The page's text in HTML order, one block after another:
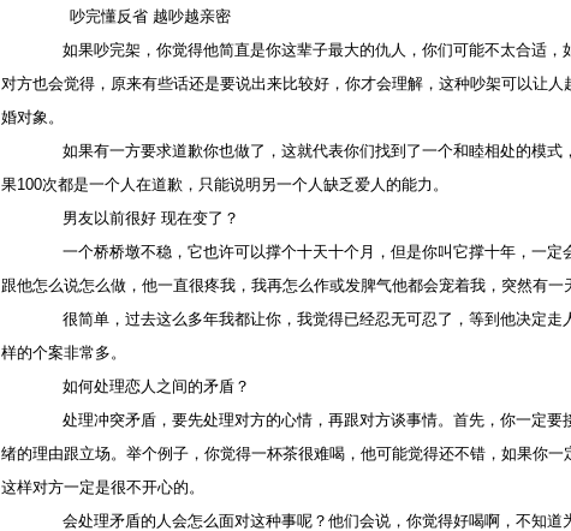
吵完懂反省 越吵越亲密
如果吵完架，你觉得他简直是你这辈子最大的仇人，你们可能不太合适，
对方也会觉得，原来有些话还是要说出来比较好，你才会理解，这种吵架可以让
婚对象。
如果有一方要求道歉你也做了，这就代表你们找到了一个和睦相处的模式
果100次都是一个人在道歉，只能说明另一个人缺乏爱人的能力。
男友以前很好 现在变了？
一个桥桥墩不稳，它也许可以撑个十天十个月，但是你叫它撑十年，一定
跟他怎么说怎么做，他一直很疼我，我再怎么作或发脾气他都会宠着我，突然有一
很简单，过去这么多年我都让你，我觉得已经忍无可忍了，等到他决定走
样的个案非常多。
如何处理恋人之间的矛盾？
处理冲突矛盾，要先处理对方的心情，再跟对方谈事情。首先，你一定要
绪的理由跟立场。举个例子，你觉得一杯茶很难喝，他可能觉得还不错，如果你一
这样对方一定是很不开心的。
会处理矛盾的人会怎么面对这种事呢？他们会说，你觉得好喝啊，不知道